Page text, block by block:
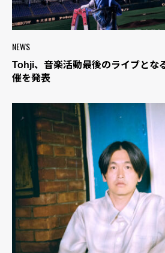
NEWS
Tohji、音楽活動最後のライブとな
催を発表